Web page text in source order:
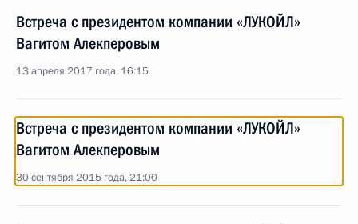
Встреча с президентом компании «ЛУКОЙЛ»
Вагитом Алекперовым
13 апреля 2017 года, 16:15
Встреча с президентом компании «ЛУКОЙЛ»
Вагитом Алекперовым
30 сентября 2015 года, 21:00